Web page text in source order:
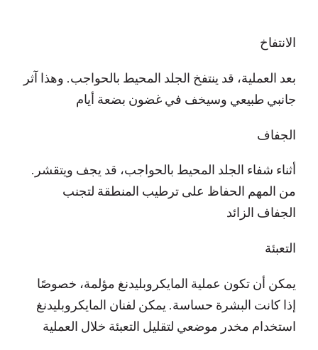
الانتفاخ
بعد العملية، قد ينتفخ الجلد المحيط بالحواجب. وهذا آثر
جانبي طبيعي وسيخف في غضون بضعة أيام
الجفاف
أثناء شفاء الجلد المحيط بالحواجب، قد يجف ويتقشر.
من المهم الحفاظ على ترطيب المنطقة لتجنب
الجفاف الزائد
التعبئة
يمكن أن تكون عملية المايكروبليدنغ مؤلمة، خصوصًا
إذا كانت البشرة حساسة. يمكن لفنان المايكروبليدنغ
استخدام مخدر موضعي لتقليل التعبئة خلال العملية